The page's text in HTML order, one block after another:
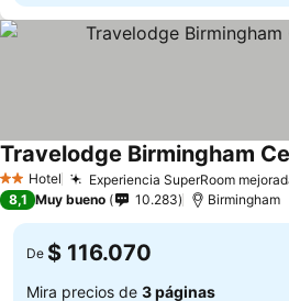
2 Estrellas
Hotel Experiencia SuperRoom
Travelodge Birmingham
8,1 Muy bueno 10.283 Birmingham
De $ 116.070
Mira precios de 3 páginas